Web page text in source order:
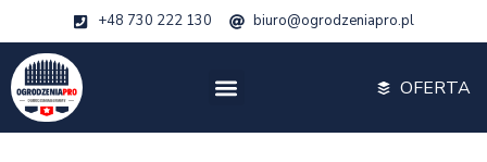
+48 730 222 130 biuro@ogrodzeniapro.pl
OFERTA